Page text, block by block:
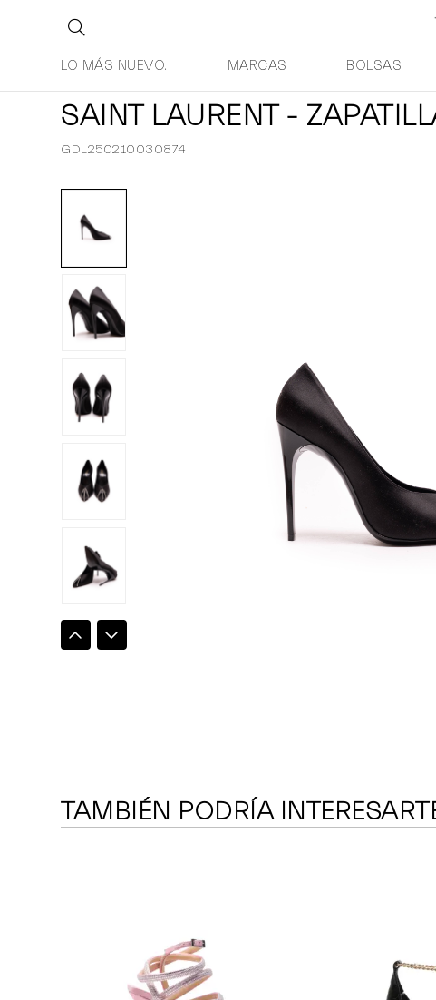
LO MÁS NUEVO. MARCAS BOLSAS
SAINT LAURENT -
GDL250210030874
TAMBIÉN PODRÍA